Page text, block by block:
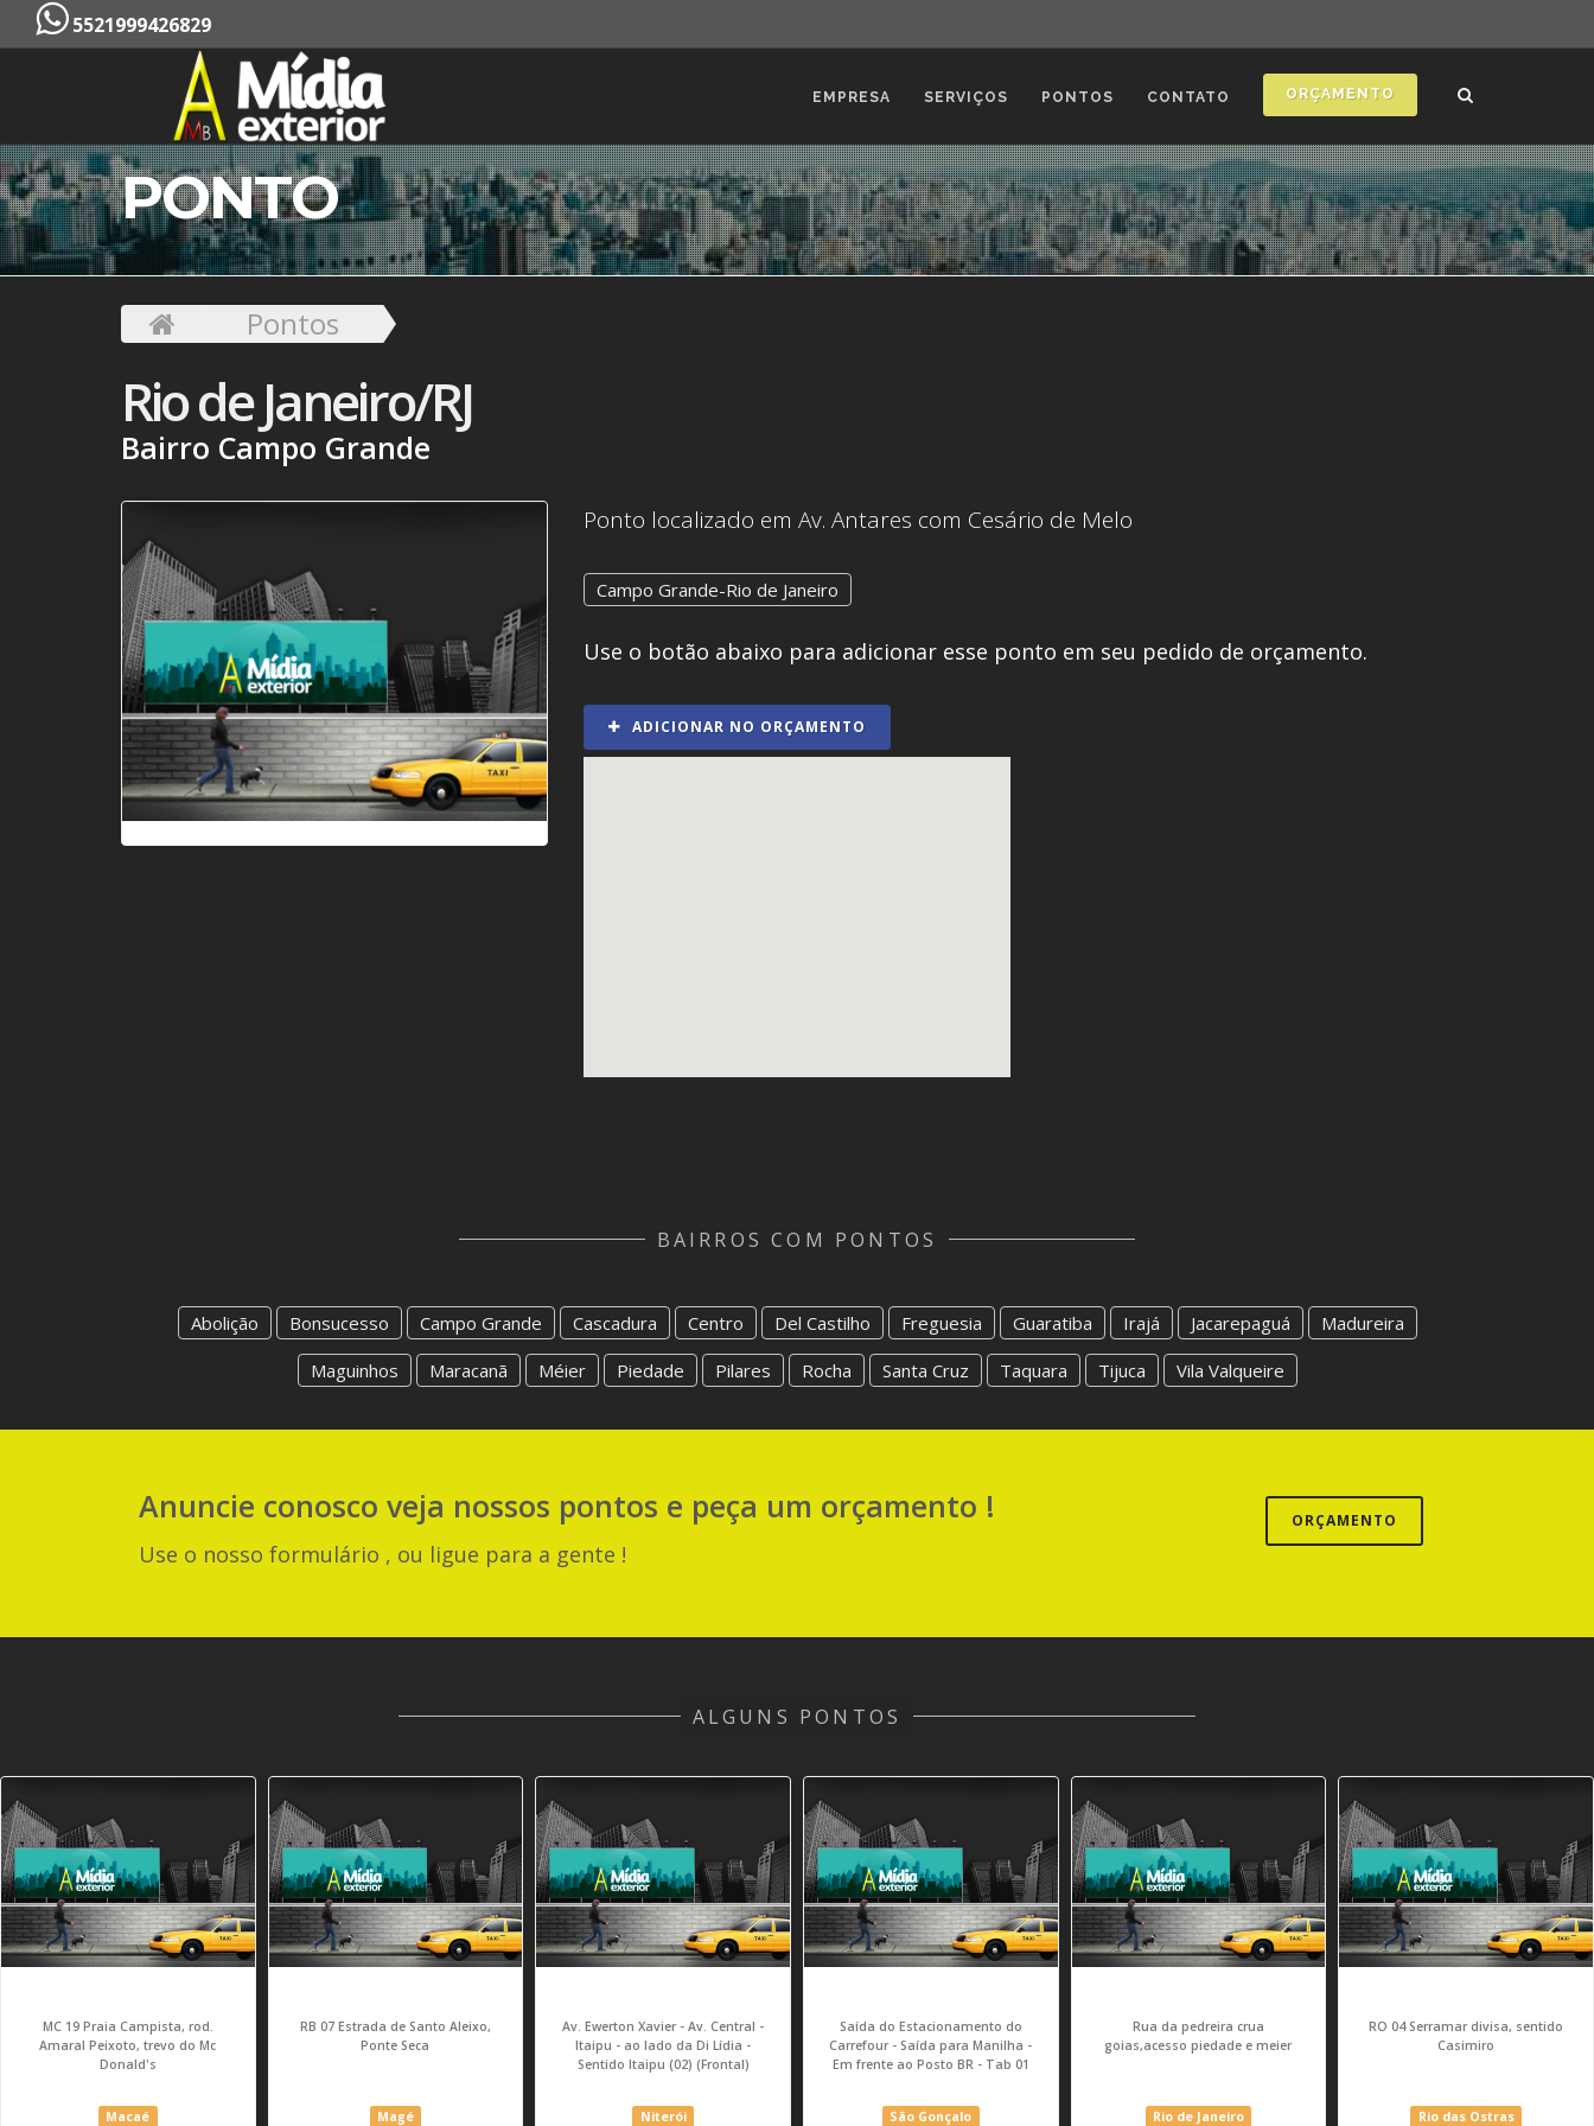
5521999426829
EMPRESA SERVIÇOS PONTOS CONTATO ORÇAMENTO
PONTO
Pontos
Rio de Janeiro/RJ
Bairro Campo Grande
Ponto localizado em Av. Antares com Cesário de Melo
Campo Grande-Rio de Janeiro
Use o botão abaixo para adicionar esse ponto em seu pedido de orçamento.
ADICIONAR NO ORÇAMENTO
BAIRROS COM PONTOS
Abolição Bonsucesso Campo Grande Cascadura Centro Del Castilho Freguesia Guaratiba Irajá Jacarepaguá
Madureira
Maguinhos
Maracanã Méier Piedade Pilares Rocha Santa Cruz Taquara Tijuca Vila Valqueire
Anuncie conosco veja nossos pontos e peça um orçamento !
Use o nosso formulário , ou ligue para a gente !
ORÇAMENTO
ALGUNS PONTOS
MC 19 Praia Campista, rod.
Amaral Peixoto, trevo do Mc
Donald's
Macaé
RB 07 Estrada de Santo Aleixo,
Ponte Seca
Magé
Av. Ewerton Xavier - Av. Central -
Itaipu - ao lado da Di Lídia -
Sentido Itaipu (02) (Frontal)
Niterói
Saída do Estacionamento do
Carrefour - Saída para Manilha -
Em frente ao Posto BR - Tab 01
São Gonçalo
Rua da pedreira crua
goias,acesso piedade e meier
Rio de Janeiro
RO 04 Serramar divisa, sentido
Casimiro
Rio das Ostras